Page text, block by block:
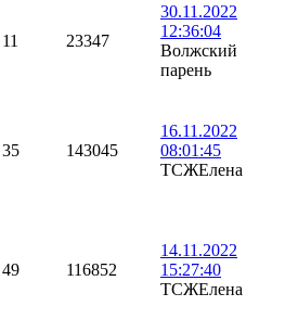
11 23347
30.11.2022
12:36:04
Волжский
парень
35 143045
16.11.2022
08:01:45
ТСЖЕлена
49 116852
14.11.2022
15:27:40
ТСЖЕлена